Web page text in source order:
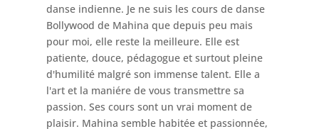
danse indienne. Je ne suis les cours de danse
Bollywood de Mahina que depuis peu mais
pour moi, elle reste la meilleure. Elle est
patiente, douce, pédagogue et surtout pleine
d'humilité malgré son immense talent. Elle a
l'art et la maniére de vous transmettre sa
passion. Ses cours sont un vrai moment de
plaisir. Mahina semble habitée et passionnée,